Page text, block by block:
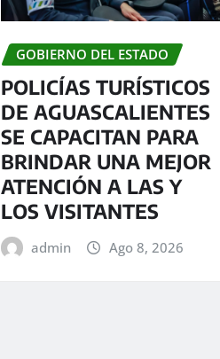
GOBIERNO DEL ESTADO
POLICÍAS TURÍSTICOS
DE AGUASCALIENTES
SE CAPACITAN PARA
BRINDAR UNA MEJOR
ATENCIÓN A LAS Y
LOS VISITANTES
admin Ago 8, 2026